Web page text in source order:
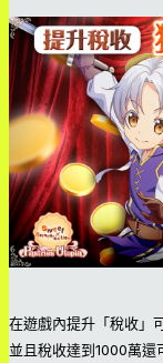
在遊戲內提升「稅收」
並且稅收達到1000萬還